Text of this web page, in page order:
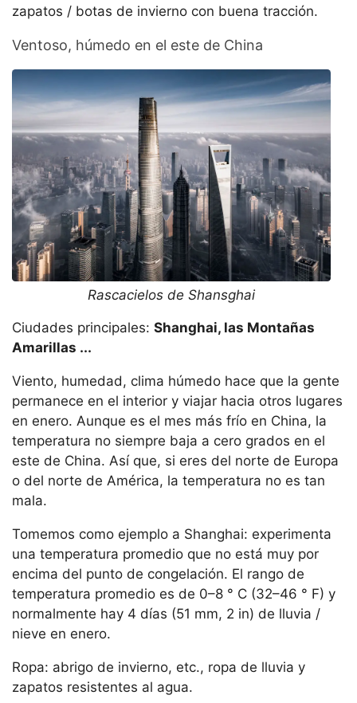
zapatos / botas de invierno con buena tracción.
Ventoso, húmedo en el este de China
Rascacielos de Shansghai
Ciudades principales: Shanghai, las Montañas
Amarillas ...
Viento, humedad, clima húmedo hace que la gente
permanece en el interior y viajar hacia otros lugares
en enero. Aunque es el mes más frío en China, la
temperatura no siempre baja a cero grados en el
este de China. Así que, si eres del norte de Europa
o del norte de América, la temperatura no es tan
mala.
Tomemos como ejemplo a Shanghai: experimenta
una temperatura promedio que no está muy por
encima del punto de congelación. El rango de
temperatura promedio es de 0–8 ° C (32–46 ° F) y
normalmente hay 4 días (51 mm, 2 in) de lluvia /
nieve en enero.
Ropa: abrigo de invierno, etc., ropa de lluvia y
zapatos resistentes al agua.